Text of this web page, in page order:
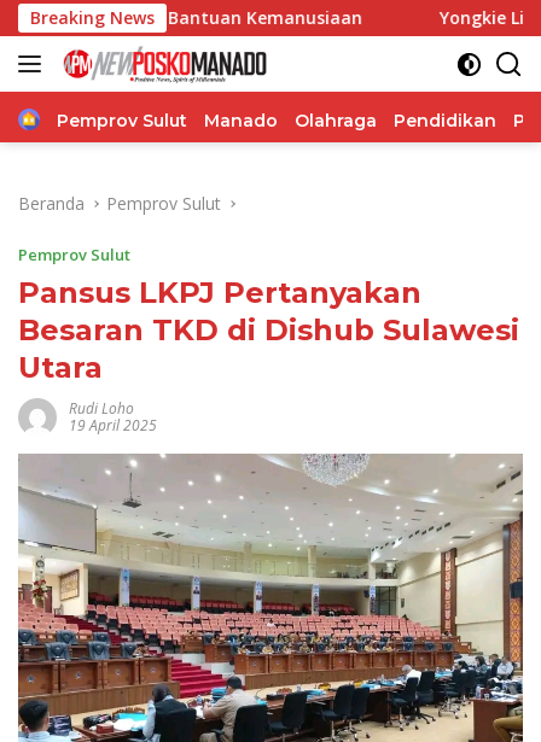
Langsung
ke
konten
Breaking News
Bantuan Kemanusiaan Yongkie Limen Janji
Home
Pemprov Sulut Manado Olahraga Pendidikan
Beranda Pemprov Sulut
Pemprov Sulut
Pansus LKPJ Pertanyakan
Besaran TKD di Dishub Sulawesi
Utara
Rudi Loho
19 April 2025